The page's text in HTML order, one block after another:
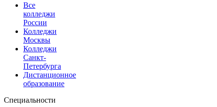
Все
колледжи
России
Колледжи
Москвы
Колледжи
Санкт-
Петербурга
Дистанционное
образование
Специальности